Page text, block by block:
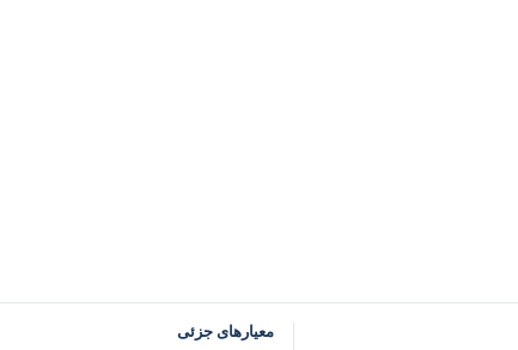
معیارهای جزئی